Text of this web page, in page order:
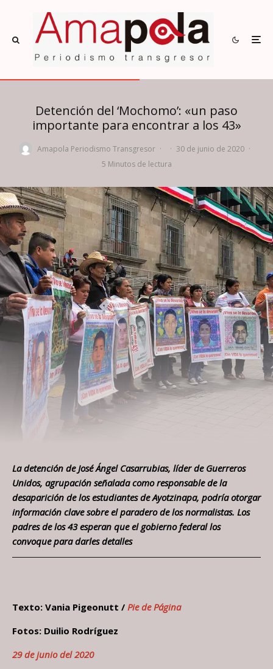
Detención del ‘Mochomo’: «un paso
importante para encontrar a los 43»
Amapola Periodismo Transgresor · · 30 de junio de 2020 ·
5 Minutos de lectura
La detención de José Ángel Casarrubias, líder de Guerreros
Unidos, agrupación señalada como responsable de la
desaparición de los estudiantes de Ayotzinapa, podría otorgar
información clave sobre el paradero de los normalistas. Los
padres de los 43 esperan que el gobierno federal los
convoque para darles detalles
Texto: Vania Pigeonutt / Pie de Página
Fotos: Duilio Rodríguez
29 de junio del 2020